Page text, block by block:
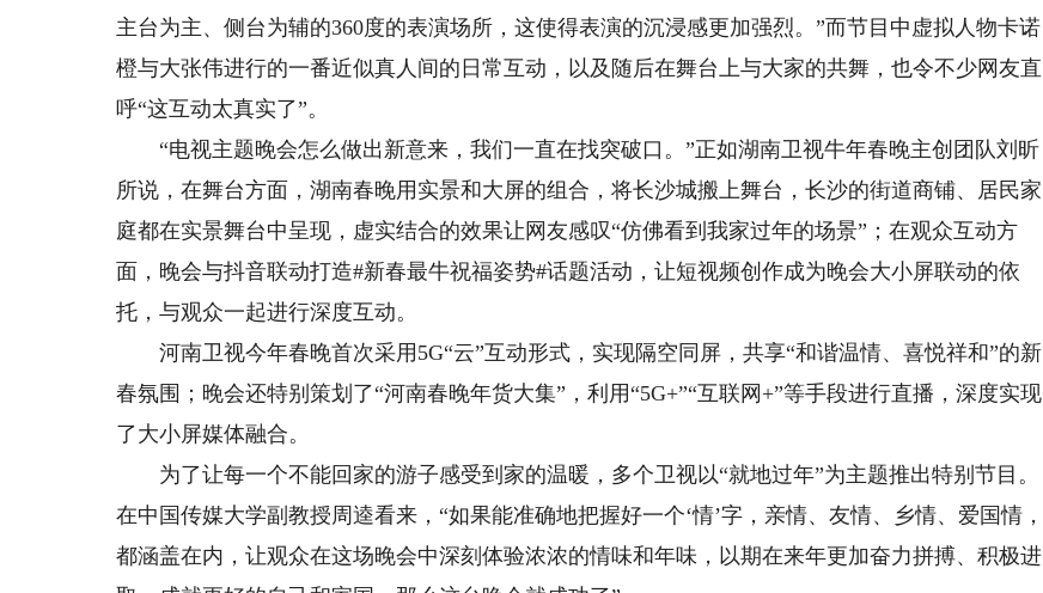
主台为主、侧台为辅的360度的表演场所，这使得表演的沉浸感更加强烈。”而节目中虚拟人物卡诺
橙与大张伟进行的一番近似真人间的日常互动，以及随后在舞台上与大家的共舞，也令不少网友直
呼“这互动太真实了”。
“电视主题晚会怎么做出新意来，我们一直在找突破口。”正如湖南卫视牛年春晚主创团队刘昕
所说，在舞台方面，湖南春晚用实景和大屏的组合，将长沙城搬上舞台，长沙的街道商铺、居民家
庭都在实景舞台中呈现，虚实结合的效果让网友感叹“仿佛看到我家过年的场景”；在观众互动方
面，晚会与抖音联动打造#新春最牛祝福姿势#话题活动，让短视频创作成为晚会大小屏联动的依
托，与观众一起进行深度互动。
河南卫视今年春晚首次采用5G“云”互动形式，实现隔空同屏，共享“和谐温情、喜悦祥和”的新
春氛围；晚会还特别策划了“河南春晚年货大集”，利用“5G+”“互联网+”等手段进行直播，深度实现
了大小屏媒体融合。
为了让每一个不能回家的游子感受到家的温暖，多个卫视以“就地过年”为主题推出特别节目。
在中国传媒大学副教授周逵看来，“如果能准确地把握好一个‘情’字，亲情、友情、乡情、爱国情，
都涵盖在内，让观众在这场晚会中深刻体验浓浓的情味和年味，以期在来年更加奋力拼搏、积极进